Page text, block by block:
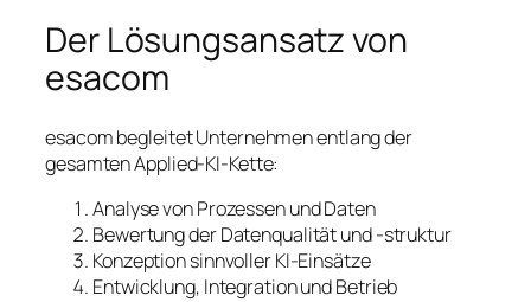
Der Lösungsansatz von
esacom
esacom begleitet Unternehmen entlang der
gesamten Applied-KI-Kette:
Analyse von Prozessen und Daten
Bewertung der Datenqualität und -struktur
Konzeption sinnvoller KI-Einsätze
Entwicklung, Integration und Betrieb